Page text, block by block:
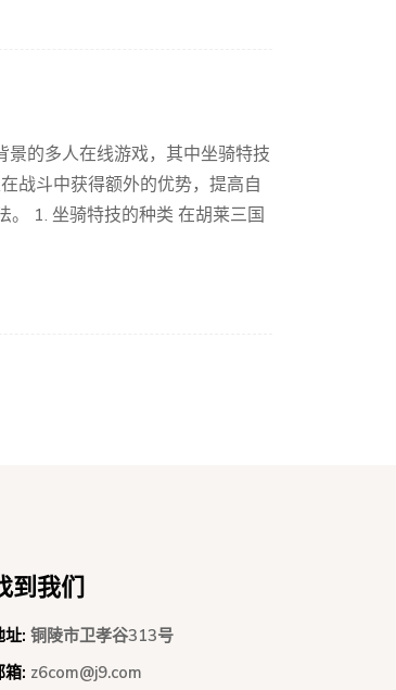
的多人在线游戏，其中坐骑特技
战斗中获得额外的优势，提高自
1. 坐骑特技的种类 在胡莱三国
到我们
址: 铜陵市卫孝谷313号
箱: z6com@j9.com